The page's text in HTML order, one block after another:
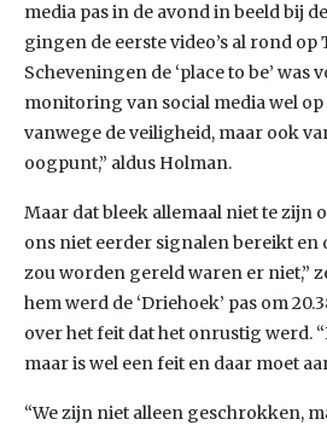
media pas in de avond in beeld bij
gingen de eerste video’s al rond
Scheveningen de ‘place to be’ was
monitoring van social media wel op
vanwege de veiligheid, maar ook
oogpunt,” aldus Holman.
Maar dat bleek allemaal niet te zijn
ons niet eerder signalen bereikt en
zou worden gereld waren er niet,”
hem werd de ‘Driehoek’ pas om
over het feit dat het onrustig werd.
maar is wel een feit en daar moet
“We zijn niet alleen geschrokken,